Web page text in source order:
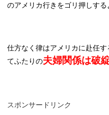
のアメリカ行きをゴリ押しする
仕方なく律はアメリカに赴任
てふたりの夫婦関係は破
スポンサードリンク